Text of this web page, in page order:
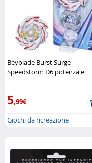
Beyblade Burst Surge
Speedstorm D6 potenza e
5,99€
Giochi da ricreazione